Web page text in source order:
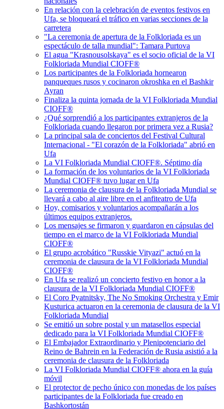
En relación con la celebración de eventos festivos en
Ufa, se bloqueará el tráfico en varias secciones de la
carretera
"La ceremonia de apertura de la Folkloriada es un
espectáculo de talla mundial": Tamara Purtova
El agua "Krasnousolskaya" es el socio oficial de la VI
Folkloriada Mundial CIOFF®️
Los participantes de la Folkloriada hornearon
panqueques rusos y cocinaron okroshka en el Bashkir
Ayran
Finaliza la quinta jornada de la VI Folkloriada Mundial
CIOFF®️
¿Qué sorprendió a los participantes extranjeros de la
Folkloriada cuando llegaron por primera vez a Rusia?
La principal sala de conciertos del Festival Cultural
Internacional - "El corazón de la Folkloriada" abrió en
Ufa
La VI Folkloriada Mundial CIOFF®️. Séptimo día
La formación de los voluntarios de la VI Folkloriada
Mundial CIOFF® tuvo lugar en Ufa
La ceremonia de clausura de la Folkloriada Mundial se
llevará a cabo al aire libre en el anfiteatro de Ufa
Hoy, comisarios y voluntarios acompañarán a los
últimos equipos extranjeros.
Los mensajes se firmaron y guardaron en cápsulas del
tiempo en el marco de la VI Folkloriada Mundial
CIOFF®️
El grupo acrobático "Russkie Vityazi" actuó en la
ceremonia de clausura de la VI Folkloriada Mundial
CIOFF®️
En Ufa se realizó un concierto festivo en honor a la
clausura de la VI Folkloriada Mundial CIOFF®️
El Coro Pyatnitsky, The No Smoking Orchestra y Emir
Kusturica actuaron en la ceremonia de clausura de la VI
Folkloriada Mundial
Se emitió un sobre postal y un matasellos especial
dedicado para la VI Folkloriada Mundial CIOFF®️
El Embajador Extraordinario y Plenipotenciario del
Reino de Bahrein en la Federación de Rusia asistió a la
ceremonia de clausura de la Folkloriada
La VI Folkloriada Mundial CIOFF®️ ahora en la guía
móvil
El protector de pecho único con monedas de los países
participantes de la Folkloriada fue creado en
Bashkortostán